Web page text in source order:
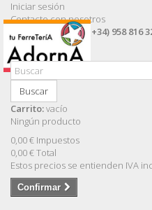
Iniciar sesión
Contacte con nosotros
Llámanos ahora: (+34) 958 816
Buscar
Carrito:vacío
Ningún producto
0,00 € Impuestos
0,00 €Total
Estos precios se entienden IVA
Confirmar